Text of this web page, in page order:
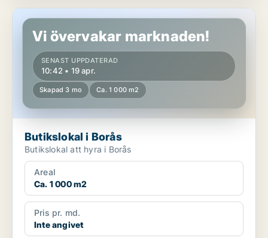
Butikslokal i Borås
Vi övervakar marknaden!
SENAST UPPDATERAD
10:42 • 19 apr.
Skapad 3 mo Ca. 1 000 m2
Butikslokal i Borås
Butikslokal att hyra i Borås
Areal
Ca. 1 000 m2
Pris pr. md.
Inte angivet